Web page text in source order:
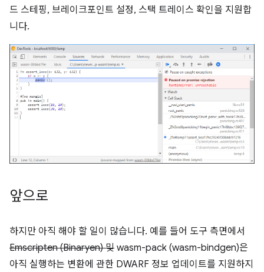
드 스테핑, 브레이크포인트 설정, 스택 트레이스 확인을 지원합
니다.
앞으로
하지만 아직 해야 할 일이 많습니다. 예를 들어 도구 측면에서
Emscripten (Binaryen) 및 wasm-pack (wasm-bindgen)은
아직 실행하는 변환에 관한 DWARF 정보 업데이트를 지원하지